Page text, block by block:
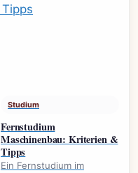
Studium
Fernstudium
Maschinenbau: Kriterien &
Tipps
Ein Fernstudium im